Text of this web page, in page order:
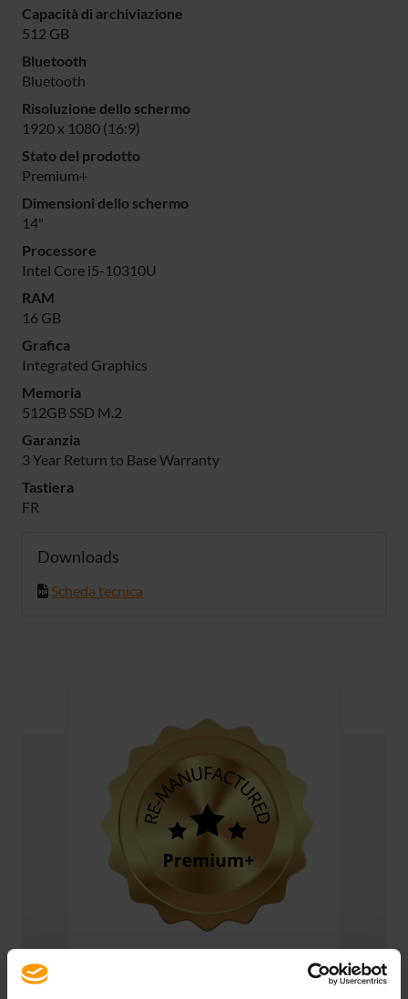
Capacità di archiviazione
512 GB
Bluetooth
Bluetooth
Risoluzione dello schermo
1920 x 1080 (16:9)
Stato del prodotto
Premium+
Dimensioni dello schermo
14"
Processore
Intel Core i5-10310U
RAM
16 GB
Grafica
Integrated Graphics
Memoria
512GB SSD M.2
Garanzia
3 Year Return to Base Warranty
Tastiera
FR
Downloads
Scheda tecnica